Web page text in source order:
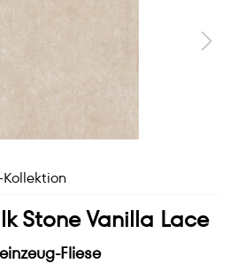
Stone Vanilla Lace
Fliese